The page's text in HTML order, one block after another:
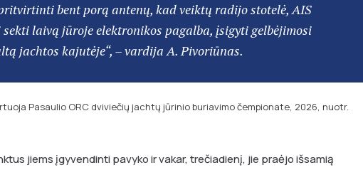
bent porą antenų, kad veiktų radijo stotelė, AIS
laivą jūroje elektronikos pagalba, įsigyti gelbėjimosi
jachtos kajutėje“, – vardija A. Pivoriūnas.
Pasaulio ORC dviviečių jachtų jūrinio buriavimo čempionate, 2026, nuotr.
jiems įgyvendinti pavyko ir vakar, trečiadienį, jie praėjo išsamią